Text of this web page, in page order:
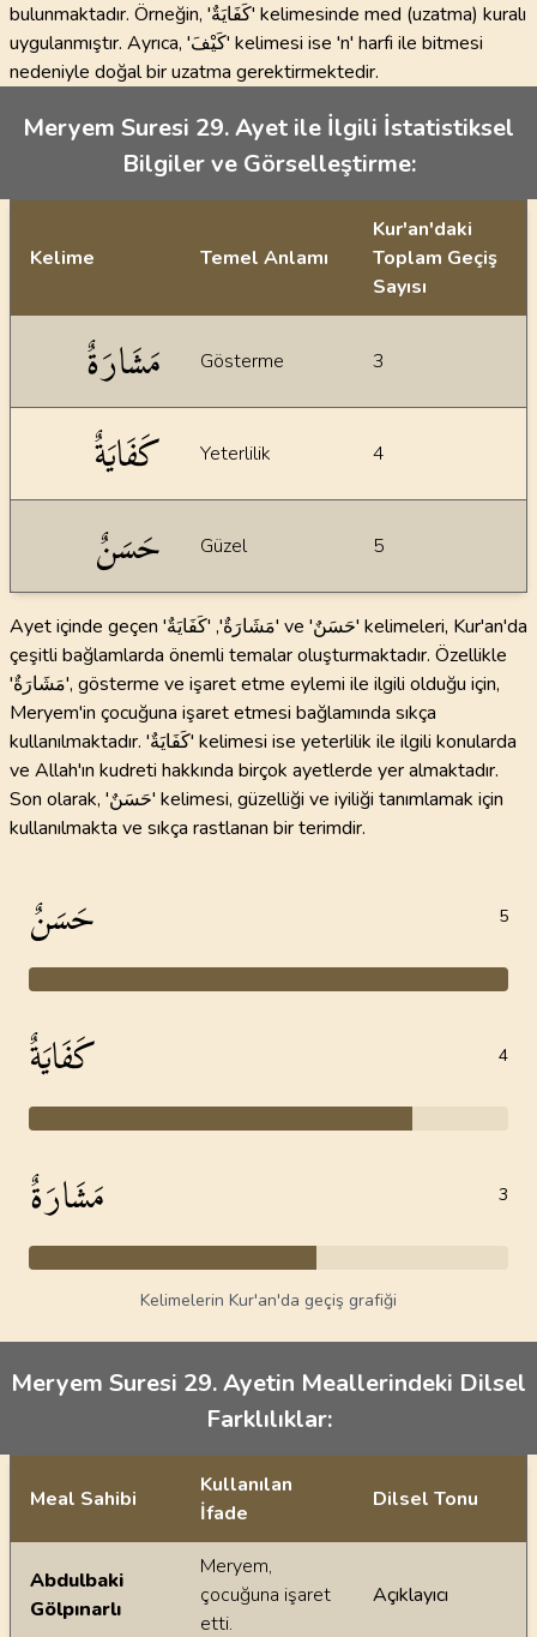
bulunmaktadır. Örneğin, 'كَفَايَةٌ' kelimesinde med (uzatma) kuralı
uygulanmıştır. Ayrıca, 'كَيْفَ' kelimesi ise 'n' harfi ile bitmesi
nedeniyle doğal bir uzatma gerektirmektedir.
Meryem Suresi 29. Ayet ile İlgili İstatistiksel
Bilgiler ve Görselleştirme:
Kelime Temel Anlamı
Kur'an'daki
Toplam Geçiş
Sayısı
مَشَارَةٌ Gösterme 3
كَفَايَةٌ Yeterlilik 4
حَسَنٌ Güzel 5
Ayet içinde geçen 'مَشَارَةٌ', 'كَفَايَةٌ' ve 'حَسَنٌ' kelimeleri, Kur'an'da
çeşitli bağlamlarda önemli temalar oluşturmaktadır. Özellikle
'مَشَارَةٌ', gösterme ve işaret etme eylemi ile ilgili olduğu için,
Meryem'in çocuğuna işaret etmesi bağlamında sıkça
kullanılmaktadır. 'كَفَايَةٌ' kelimesi ise yeterlilik ile ilgili konularda
ve Allah'ın kudreti hakkında birçok ayetlerde yer almaktadır.
Son olarak, 'حَسَنٌ' kelimesi, güzelliği ve iyiliği tanımlamak için
kullanılmakta ve sıkça rastlanan bir terimdir.
حَسَنٌ 5
كَفَايَةٌ 4
مَشَارَةٌ 3
Kelimelerin Kur'an'da geçiş grafiği
Meryem Suresi 29. Ayetin Meallerindeki Dilsel
Farklılıklar:
Ayetin meallerindeki dilsel farklılıklar
Meal Sahibi
Kullanılan
İfade
Dilsel Tonu
Abdulbaki
Gölpınarlı
Meryem,
çocuğuna işaret
etti.
Açıklayıcı